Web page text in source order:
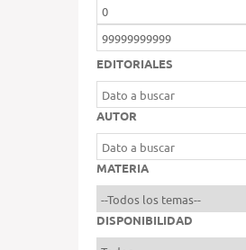
EDITORIALES
AUTOR
MATERIA
DISPONIBILIDAD